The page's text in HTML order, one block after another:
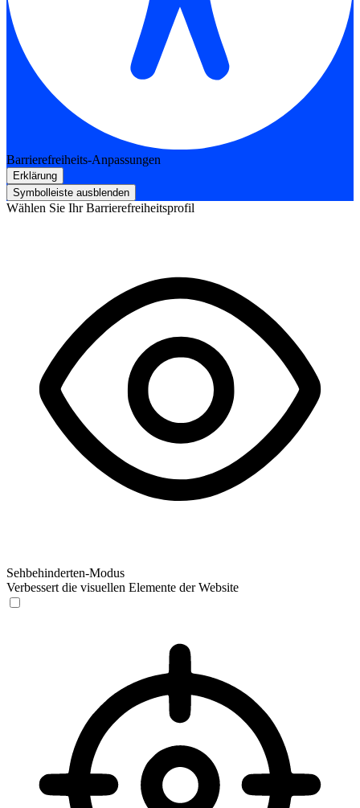
Barrierefreiheits-Anpassungen
Erklärung
Symbolleiste ausblenden
Wählen Sie Ihr Barrierefreiheitsprofil
Sehbehinderten-Modus
Verbessert die visuellen Elemente der Website